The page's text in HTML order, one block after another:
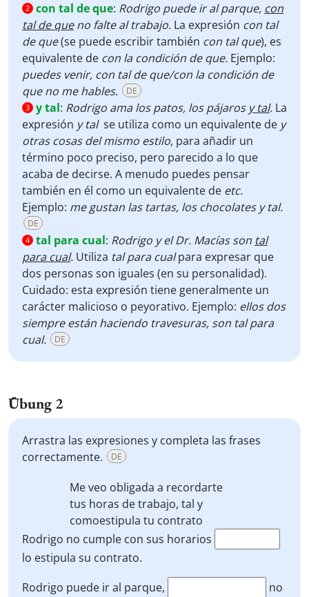
2 con tal de que: Rodrigo puede ir al parque, con
tal de queno falte al trabajo. La expresión con tal
de que(se puede escribir también con tal que), es
equivalente de con la condición de que. Ejemplo:
puedes venir, con tal de que/con la condición de
que no me hables.
DE
3 y tal: Rodrigo ama los patos, los pájaros y tal. La
expresión y tal se utiliza como un equivalente de y
otras cosas del mismo estilo, para añadir un
término poco preciso, pero parecido a lo que
acaba de decirse. A menudo puedes pensar
también en él como un equivalente de etc.
Ejemplo: me gustan las tartas, los chocolates y tal.
DE
4 tal para cual: Rodrigo y el Dr. Macías son tal
para cual. Utiliza tal para cualpara expresar que
dos personas son iguales (en su personalidad).
Cuidado: esta expresión tiene generalmente un
carácter malicioso o peyorativo. Ejemplo: ellos dos
siempre están haciendo travesuras, son tal para
cual.
DE
Übung 2
Arrastra las expresiones y completa las frases
correctamente.
DE
Me veo obligada a recordarte
tus horas de trabajo, tal y
comoestipula tu contrato
Rodrigo no cumple con sus horarios
lo estipula su contrato.
Rodrigo puede ir al parque,
no